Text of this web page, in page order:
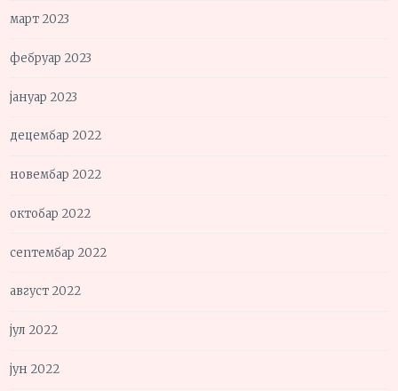
март 2023
фебруар 2023
јануар 2023
децембар 2022
новембар 2022
октобар 2022
септембар 2022
август 2022
јул 2022
јун 2022